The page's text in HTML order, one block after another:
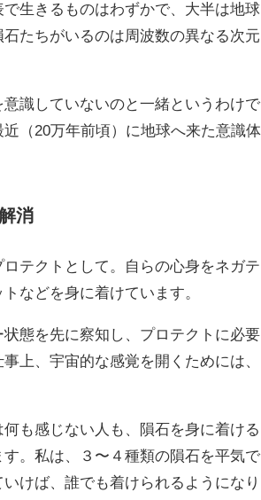
生きるものはわずかで、大半は地球
たちがいるのは周波数の異なる次元
識していないのと一緒というわけで
（20万年前頃）に地球へ来た意識体
消
テクトとして。自らの心身をネガテ
などを身に着けています。
態を先に察知し、プロテクトに必要
上、宇宙的な感覚を開くためには、
も感じない人も、隕石を身に着ける
。私は、３〜４種類の隕石を平気で
けば、誰でも着けられるようになり